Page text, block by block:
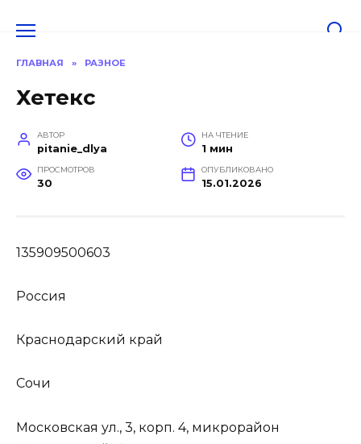
ГЛАВНАЯ » РАЗНОЕ
Хетекс
АВТОР
pitanie_dlya
НА ЧТЕНИЕ
1 мин
ПРОСМОТРОВ
30
ОПУБЛИКОВАНО
15.01.2026
135909500603
Россия
Краснодарский край
Сочи
Московская ул., 3, корп. 4, микрорайон